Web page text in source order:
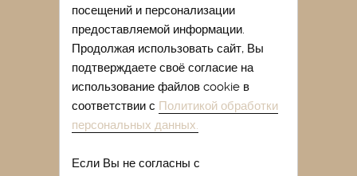
Легочный санаторий Крыма
Купить путевку в санаторий Крыма
Лечение сакскими грязями
Лечение гинекологических
посещений и персонализации
предоставляемой информации.
Продолжая использовать сайт, Вы
подтверждаете своё согласие на
использование файлов cookie в
соответствии с Политикой обработки
персональных данных.
Если Вы не согласны с